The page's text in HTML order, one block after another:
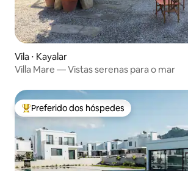
Vila ⋅ Kayalar
Villa Mare — Vistas serenas para o mar
Entre os melhores preferidos dos hóspedes
Preferido dos hóspedes